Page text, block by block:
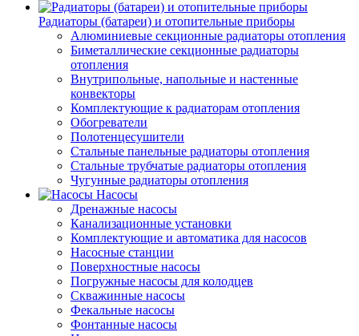
Радиаторы (батареи) и отопительные приборы
Алюминиевые секционные радиаторы отопления
Биметаллические секционные радиаторы
отопления
Внутрипольные, напольные и настенные
конвекторы
Комплектующие к радиаторам отопления
Обогреватели
Полотенцесушители
Стальные панельные радиаторы отопления
Стальные трубчатые радиаторы отопления
Чугунные радиаторы отопления
Насосы
Дренажные насосы
Канализационные установки
Комплектующие и автоматика для насосов
Насосные станции
Поверхностные насосы
Погружные насосы для колодцев
Скважинные насосы
Фекальные насосы
Фонтанные насосы